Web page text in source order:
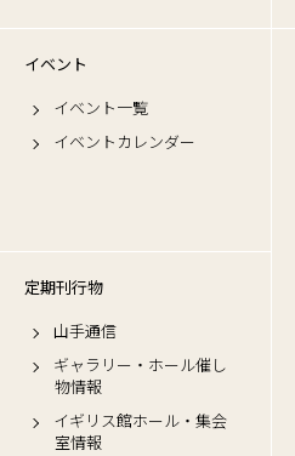
イベント
イベント一覧
イベントカレンダー
定期刊行物
山手通信
ギャラリー・ホール催し
物情報
イギリス館ホール・集会
室情報